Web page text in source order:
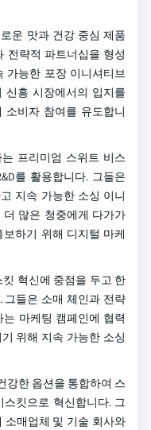
운 맛과 건강 중심 제품
전략적 파트너십을 형성
가능한 포장 이니셔티브
신흥 시장에서의 입지를
소비자 참여를 유도합니
프리미엄 스위트 비스
를 활용합니다. 그들은
지속 가능한 소싱 이니
많은 청중에게 다가가
하기 위해 디지털 마케
혁신에 중점을 두고 한
그들은 소매 체인과 전략
마케팅 캠페인에 협력
위해 지속 가능한 소싱
강한 옵션을 통합하여 스
킷으로 혁신합니다. 그
소매업체 및 기술 회사와